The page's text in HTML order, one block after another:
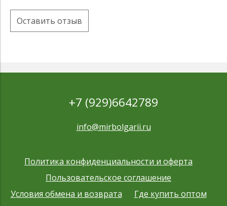
Оставить отзыв
+7 (929)6642789
info@mirbolgarii.ru
Политика конфиденциальности и оферта
Пользовательское соглашение
Условия обмена и возврата
Где купить оптом